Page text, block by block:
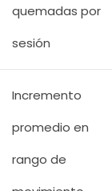
quemadas por
sesión
Incremento
promedio en
rango de